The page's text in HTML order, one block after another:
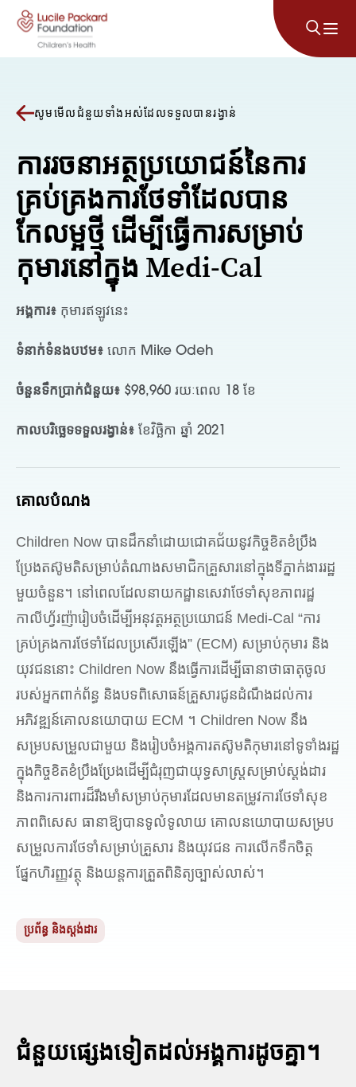
រំលងទៅមាតិកា
សូមមើលជំនួយទាំងអស់ដែលទទួលបានរង្វាន់
ការរចនាអត្ថប្រយោជន៍នៃការ
គ្រប់គ្រងការថែទាំដែលបាន
កែលម្អថ្មី ដើម្បីធ្វើការសម្រាប់
កុមារនៅក្នុង Medi-Cal
អង្គការ៖ កុមារឥឡូវនេះ
ទំនាក់ទំនងបឋម៖ លោក Mike Odeh
ចំនួនទឹកប្រាក់ជំនួយ៖ $98,960 រយៈពេល 18 ខែ
កាលបរិច្ឆេទទទួលរង្វាន់៖ ខែវិច្ឆិកា ឆ្នាំ 2021
គោលបំណង
Children Now បានដឹកនាំដោយជោគជ័យនូវកិច្ចខិតខំប្រឹង
ប្រែងតស៊ូមតិសម្រាប់តំណាងសមាជិកគ្រួសារនៅក្នុងទីភ្នាក់ងាររដ្ឋ
មួយចំនួន។ នៅពេលដែលនាយកដ្ឋានសេវាថែទាំសុខភាពរដ្ឋ
កាលីហ្វ័រញ៉ារៀបចំដើម្បីអនុវត្តអត្ថប្រយោជន៍ Medi-Cal “ការ
គ្រប់គ្រងការថែទាំដែលប្រសើរឡើង” (ECM) សម្រាប់កុមារ និង
យុវជននោះ Children Now នឹងធ្វើការដើម្បីធានាថាធាតុចូល
របស់អ្នកពាក់ព័ន្ធ និងបទពិសោធន៍គ្រួសារជូនដំណឹងដល់ការ
អភិវឌ្ឍន៍គោលនយោបាយ ECM ។ Children Now នឹង
សម្របសម្រួលជាមួយ និងរៀបចំអង្គការតស៊ូមតិកុមារនៅទូទាំងរដ្ឋ
ក្នុងកិច្ចខិតខំប្រឹងប្រែងដើម្បីជំរុញជាយុទ្ធសាស្រ្តសម្រាប់ស្តង់ដារ
និងការការពារដ៏រឹងមាំសម្រាប់កុមារដែលមានតម្រូវការថែទាំសុខ
ភាពពិសេស ធានាឱ្យបានទូលំទូលាយ គោលនយោបាយសម្រប
សម្រួលការថែទាំសម្រាប់គ្រួសារ និងយុវជន ការលើកទឹកចិត្ត
ផ្នែកហិរញ្ញវត្ថុ និងយន្តការត្រួតពិនិត្យច្បាស់លាស់។
ប្រព័ន្ធ និងស្តង់ដារ
ជំនួយផ្សេងទៀតដល់អង្គការដូចគ្នា។